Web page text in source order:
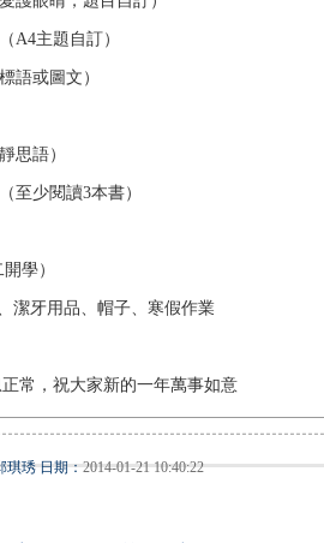
A4主題自訂）
語或圖文）
思語）
至少閱讀3本書）
學）
潔牙用品、帽子、寒假作業
常，祝大家新的一年萬事如意
琪琇 日期：2014-01-21 10:40:22